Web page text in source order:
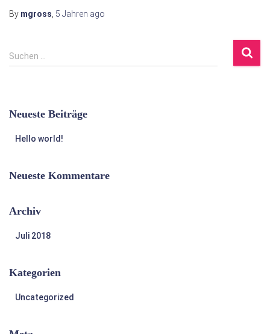
By mgross 5 Jahren ago
S
u
n
h
Suchen …
Neueste Beiträge
Hello world!
Neueste Kommentare
Archiv
Juli 2018
Kategorien
Uncategorized